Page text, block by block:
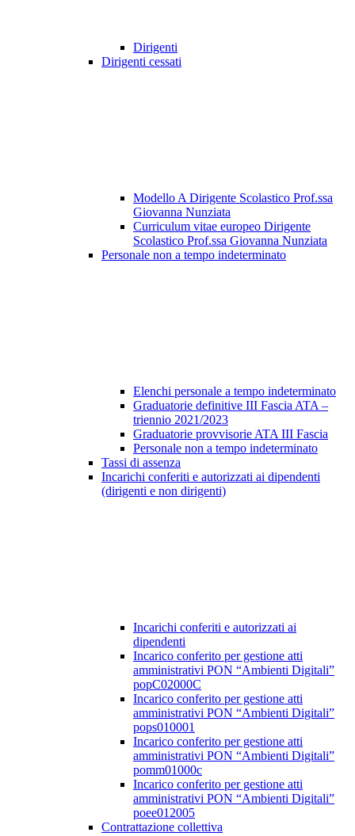
Dirigenti
Dirigenti cessati
Modello A Dirigente Scolastico Prof.ssa
Giovanna Nunziata
Curriculum vitae europeo Dirigente
Scolastico Prof.ssa Giovanna Nunziata
Personale non a tempo indeterminato
Elenchi personale a tempo indeterminato
Graduatorie definitive III Fascia ATA –
triennio 2021/2023
Graduatorie provvisorie ATA III Fascia
Personale non a tempo indeterminato
Tassi di assenza
Incarichi conferiti e autorizzati ai dipendenti
(dirigenti e non dirigenti)
Incarichi conferiti e autorizzati ai
dipendenti
Incarico conferito per gestione atti
amministrativi PON “Ambienti Digitali”
popC02000C
Incarico conferito per gestione atti
amministrativi PON “Ambienti Digitali”
pops010001
Incarico conferito per gestione atti
amministrativi PON “Ambienti Digitali”
pomm01000c
Incarico conferito per gestione atti
amministrativi PON “Ambienti Digitali”
poee012005
Contrattazione collettiva